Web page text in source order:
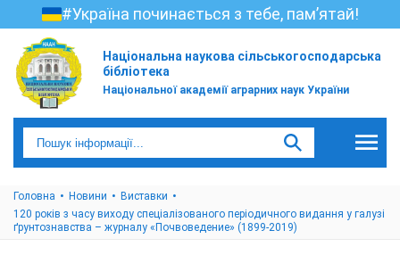
#Україна починається з тебе, пам’ятай!
Національна наукова сільськогосподарська
бібліотека
Національної академії аграрних наук України
Головна Новини
Виставки
120 років з часу виходу спеціалізованого періодичного видання у галузі
ґрунтознавства – журналу «Почвоведение» (1899-2019)